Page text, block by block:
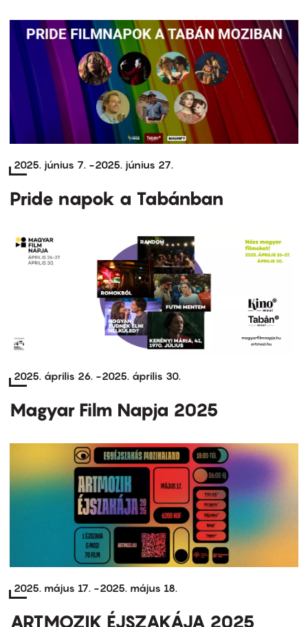
2025. június 7. -2025. június 27.
Pride napok a Tabánban
2025. április 26. -2025. április 30.
Magyar Film Napja 2025
2025. május 17. -2025. május 18.
ARTMOZIK ÉJSZAKÁJA 2025